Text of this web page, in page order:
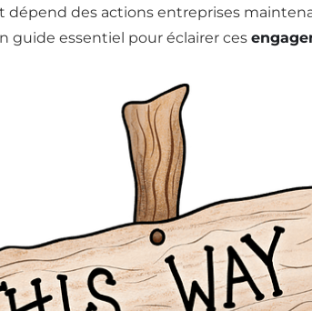
des actions entreprises
guide essentiel pour éclairer ces